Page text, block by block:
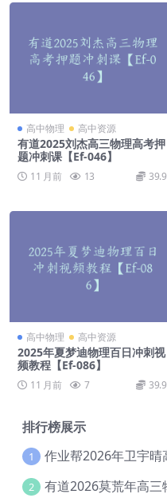
高中物理 高中资源
有道2025刘杰高三物理高考押
题冲刺课【Ef-046】
11 月前 13 39.9
高中物理 高中资源
2025年夏梦迪物理百日冲刺视
频教程【Ef-086】
11 月前 7 39.9
排行榜展示
1
2